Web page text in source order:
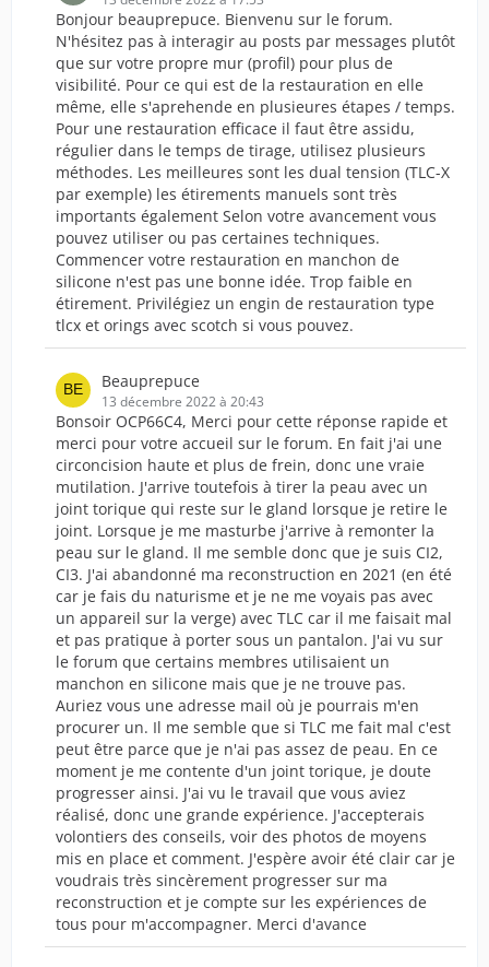
Bonjour beauprepuce. Bienvenu sur le forum.
N'hésitez pas à interagir au posts par messages plutôt
que sur votre propre mur (profil) pour plus de
visibilité. Pour ce qui est de la restauration en elle
même, elle s'aprehende en plusieures étapes / temps.
Pour une restauration efficace il faut être assidu,
régulier dans le temps de tirage, utilisez plusieurs
méthodes. Les meilleures sont les dual tension (TLC-X
par exemple) les étirements manuels sont très
importants également Selon votre avancement vous
pouvez utiliser ou pas certaines techniques.
Commencer votre restauration en manchon de
silicone n'est pas une bonne idée. Trop faible en
étirement. Privilégiez un engin de restauration type
tlcx et orings avec scotch si vous pouvez.
Beauprepuce
13 décembre 2022 à 20:43
Bonsoir OCP66C4, Merci pour cette réponse rapide et
merci pour votre accueil sur le forum. En fait j'ai une
circoncision haute et plus de frein, donc une vraie
mutilation. J'arrive toutefois à tirer la peau avec un
joint torique qui reste sur le gland lorsque je retire le
joint. Lorsque je me masturbe j'arrive à remonter la
peau sur le gland. Il me semble donc que je suis CI2,
CI3. J'ai abandonné ma reconstruction en 2021 (en été
car je fais du naturisme et je ne me voyais pas avec
un appareil sur la verge) avec TLC car il me faisait mal
et pas pratique à porter sous un pantalon. J'ai vu sur
le forum que certains membres utilisaient un
manchon en silicone mais que je ne trouve pas.
Auriez vous une adresse mail où je pourrais m'en
procurer un. Il me semble que si TLC me fait mal c'est
peut être parce que je n'ai pas assez de peau. En ce
moment je me contente d'un joint torique, je doute
progresser ainsi. J'ai vu le travail que vous aviez
réalisé, donc une grande expérience. J'accepterais
volontiers des conseils, voir des photos de moyens
mis en place et comment. J'espère avoir été clair car je
voudrais très sincèrement progresser sur ma
reconstruction et je compte sur les expériences de
tous pour m'accompagner. Merci d'avance